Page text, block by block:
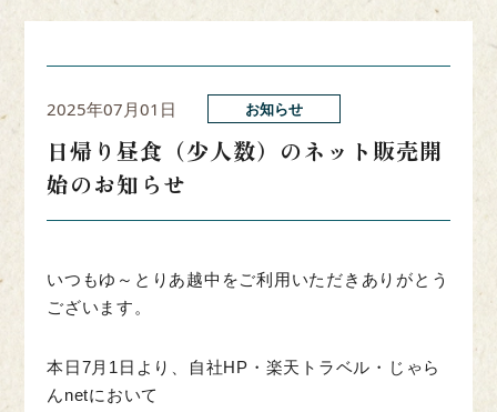
2025年07月01日 お知らせ
日帰り昼食（少人数）のネット販売開
始のお知らせ
いつもゆ～とりあ越中をご利用いただきありがとう
ございます。
本日7月1日より、自社HP・楽天トラベル・じゃら
んnetにおいて